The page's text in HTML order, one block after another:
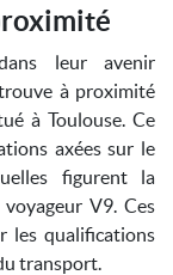
leur avenir
à proximité
à Toulouse. Ce
axées sur le
figurent la
V9. Ces
les qualifications
transport.